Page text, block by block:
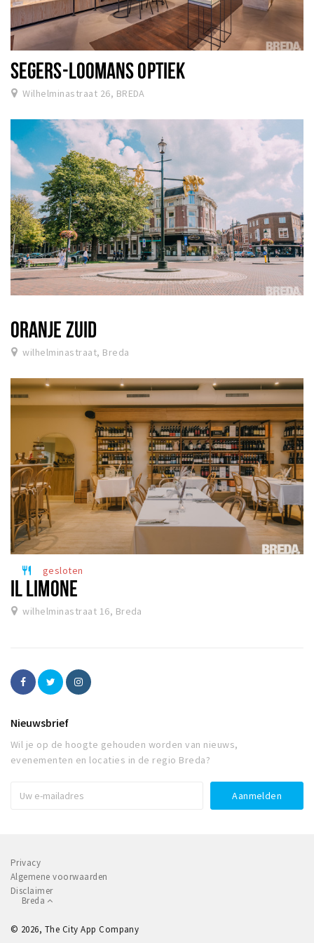
SEGERS-LOOMANS OPTIEK
Wilhelminastraat 26, BREDA
ORANJE ZUID
wilhelminastraat, Breda
restaurant gesloten
IL LIMONE
wilhelminastraat 16, Breda
Nieuwsbrief
Wil je op de hoogte gehouden worden van nieuws,
evenementen en locaties in de regio Breda?
Privacy
Algemene voorwaarden
Disclaimer
Breda
© 2026, The City App Company